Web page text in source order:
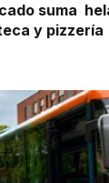
suma
y pizzería